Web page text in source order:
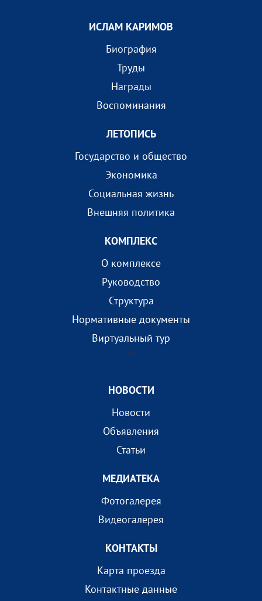
ИСЛАМ КАРИМОВ
Биография
Труды
Награды
Воспоминания
ЛЕТОПИСЬ
Государство и общество
Экономика
Социальная жизнь
Внешняя политика
КОМПЛEКС
О комплексе
Руководство
Структура
Нормативные документы
Виртуальный тур
?>
НОВОСТИ
Новости
Объявления
Статьи
МEДИАТEКА
Фотогалерея
Видеогалерея
КОНТАКТЫ
Карта проезда
Контактные данные